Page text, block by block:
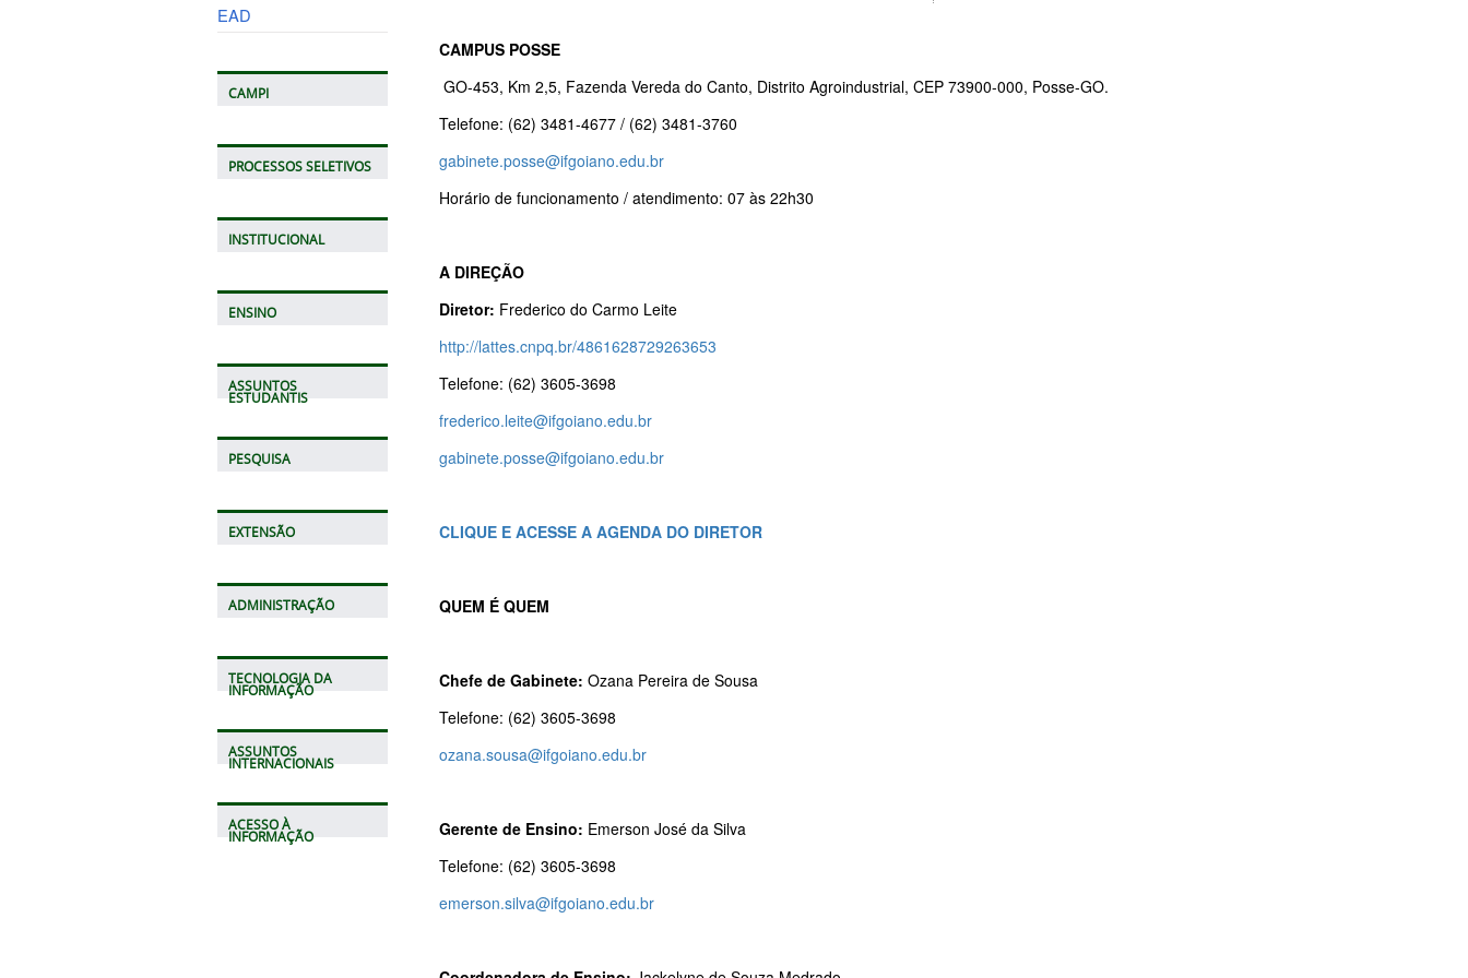
EAD
CAMPI
PROCESSOS SELETIVOS
INSTITUCIONAL
ENSINO
ASSUNTOS
ESTUDANTIS
PESQUISA
EXTENSÃO
ADMINISTRAÇÃO
TECNOLOGIA DA
INFORMAÇÃO
ASSUNTOS
INTERNACIONAIS
ACESSO À
INFORMAÇÃO
CAMPUS POSSE
GO-453, Km 2,5, Fazenda Vereda do Canto, Distrito Agroindustrial, CEP 73900-000, Posse-GO.
Telefone: (62) 3481-4677 / (62) 3481-3760
gabinete.posse@ifgoiano.edu.br
Horário de funcionamento / atendimento: 07 às 22h30
A DIREÇÃO
Diretor: Frederico do Carmo Leite
http://lattes.cnpq.br/4861628729263653
Telefone: (62) 3605-3698
frederico.leite@ifgoiano.edu.br
gabinete.posse@ifgoiano.edu.br
CLIQUE E ACESSE A AGENDA DO DIRETOR
QUEM É QUEM
Chefe de Gabinete: Ozana Pereira de Sousa
Telefone: (62) 3605-3698
ozana.sousa@ifgoiano.edu.br
Gerente de Ensino: Emerson José da Silva
Telefone: (62) 3605-3698
emerson.silva@ifgoiano.edu.br